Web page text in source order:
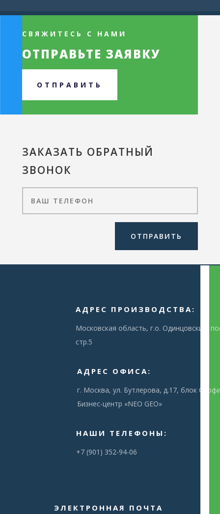
СВЯЖИТЕСЬ С НАМИ
ОТПРАВЬТЕ ЗАЯВКУ
ОТПРАВИТЬ
ЗАКАЗАТЬ ОБРАТНЫЙ
ЗВОНОК
ОТПРАВИТЬ
АДРЕС ПРОИЗВОДСТВА:
Московская область, г.о. Одинцовский,
стр.5
АДРЕС ОФИСА:
г. Москва, ул. Бутлерова, д.17, блок С,
Бизнес-центр «NEO GEO»
НАШИ ТЕЛЕФОНЫ:
+7 (901) 352-94-06
ЭЛЕКТРОННАЯ ПОЧТА